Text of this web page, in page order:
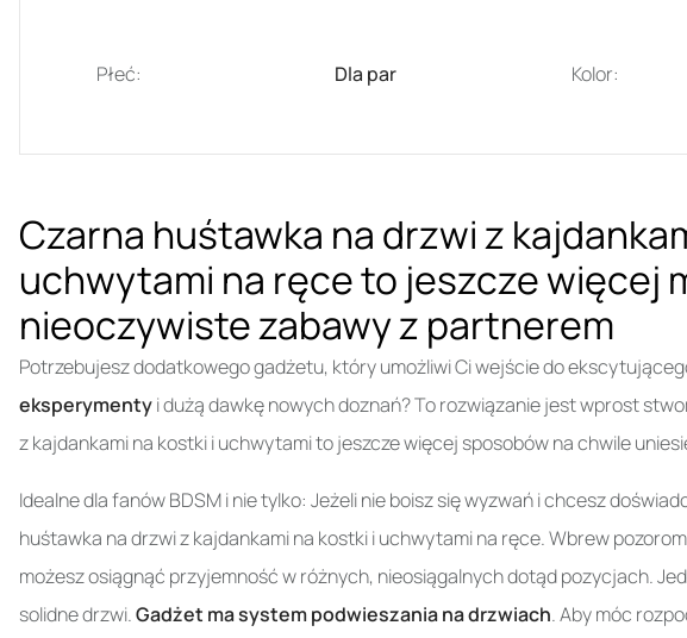
Płeć: Dla par Kolor:
Czarna huśtawka na drzwi z
uchwytami na ręce to jeszcze więcej
nieoczywiste zabawy z partnerem
Potrzebujesz dodatkowego gadżetu, który umożliwi Ci wejście do
eksperymentyi dużą dawkę nowych doznań? To rozwiązanie jest wprost
z kajdankami na kostki i uchwytami to jeszcze więcej sposobów na chwile
Idealne dla fanów BDSM i nie tylko: Jeżeli nie boisz się wyzwań i chcesz
huśtawka na drzwi z kajdankami na kostki i uchwytami na ręce. Wbrew
możesz osiągnąć przyjemność w różnych, nieosiągalnych dotąd pozycjach.
solidne drzwi.Gadżet ma system podwieszania na drzwiach. Aby móc